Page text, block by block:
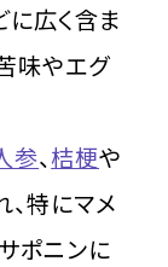
に広く含ま
味やエグ
参、桔梗や
特にマメ
ポニンに